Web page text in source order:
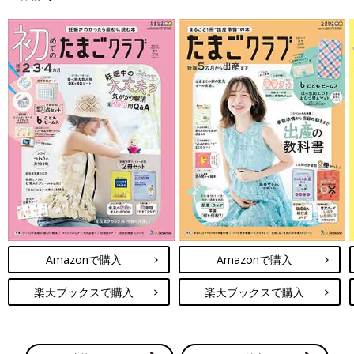
シ*****さん
まさしく先週の土曜から ダルさや鼻詰まり、喉痛、微熱が
あり 以前産婦人科でもらった 頭痛薬（カロナール200）を
飲んでましたが 水曜日についに声が全然出なくなり 内科へ
行き妊娠を伝えたところ 以下の薬💊を処方してもらいまし
た！ デキストロ トラネキサム トローチ うがい薬 受診が
1000円くらいで 薬代5日分で800円くらいなので お値段的
にも薬局で何か買うよりは 確実？に早く治るし安心なので
病院行かれたほうがいいかもです🏥 因みに効果はすぐ効い
て 昨日くらいから良くなりました☺️ 多少痰は絡みますが😅
ら*****さんも早く体調良くなりますよーに🍀
💬 1♥2
ら*****さん
ね🤔 速効性があるのは助かりますね！！ 体験談は凄い参
Amazonで購入
楽天ブックスで購入
Amazonで購入
楽天ブックスで購入